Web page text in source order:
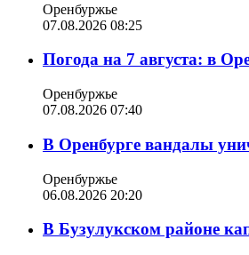
Оренбуржье
07.08.2026 08:25
Погода на 7 августа: в
Оренбуржье
07.08.2026 07:40
В Оренбурге вандалы
Оренбуржье
06.08.2026 20:20
В Бузулукском районе